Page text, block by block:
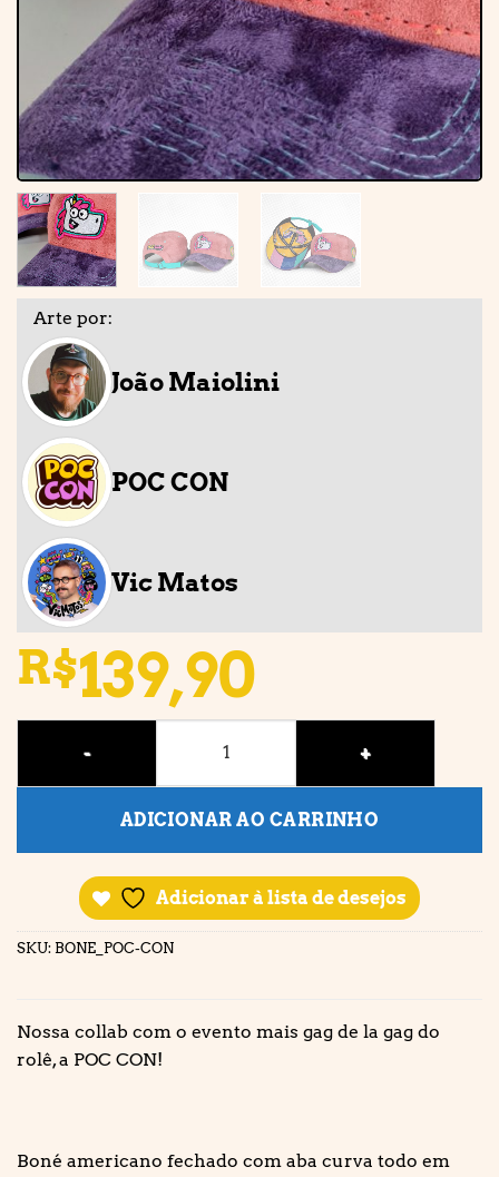
Arte por:
João Maiolini
POC CON
Vic Matos
R$139,90
ADICIONAR AO CARRINHO
Adicionar à lista de desejos
SKU: BONE_POC-CON
Nossa collab com o evento mais gag de la gag do
rolê, a POC CON!
Boné americano fechado com aba curva todo em